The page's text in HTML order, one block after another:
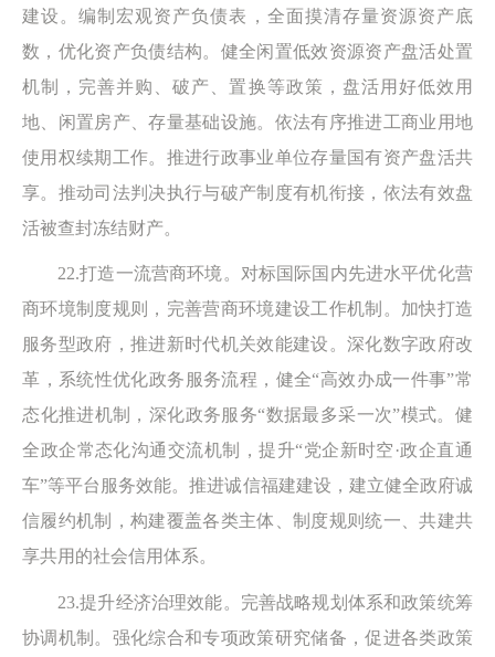
建设。编制宏观资产负债表，全面摸清存量资源资产底
数，优化资产负债结构。健全闲置低效资源资产盘活处置
机制，完善并购、破产、置换等政策，盘活用好低效用
地、闲置房产、存量基础设施。依法有序推进工商业用地
使用权续期工作。推进行政事业单位存量国有资产盘活共
享。推动司法判决执行与破产制度有机衔接，依法有效盘
活被查封冻结财产。
22.打造一流营商环境。对标国际国内先进水平优化营
商环境制度规则，完善营商环境建设工作机制。加快打造
服务型政府，推进新时代机关效能建设。深化数字政府改
革，系统性优化政务服务流程，健全“高效办成一件事”常
态化推进机制，深化政务服务“数据最多采一次”模式。健
全政企常态化沟通交流机制，提升“党企新时空·政企直通
车”等平台服务效能。推进诚信福建建设，建立健全政府诚
信履约机制，构建覆盖各类主体、制度规则统一、共建共
享共用的社会信用体系。
23.提升经济治理效能。完善战略规划体系和政策统筹
协调机制。强化综合和专项政策研究储备，促进各类政策